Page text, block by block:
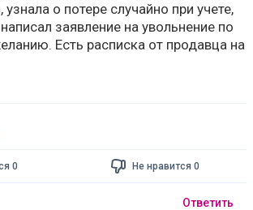
узнала о потере случайно при учете,
заявление на увольнение по
Есть расписка от продавца на
0 Не нравится 0
Ответить